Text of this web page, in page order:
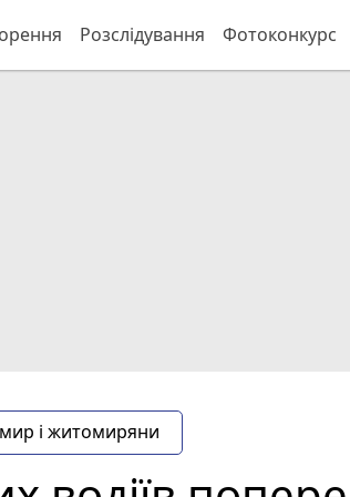
Розслідування Фотоконкурс
і житомиряни